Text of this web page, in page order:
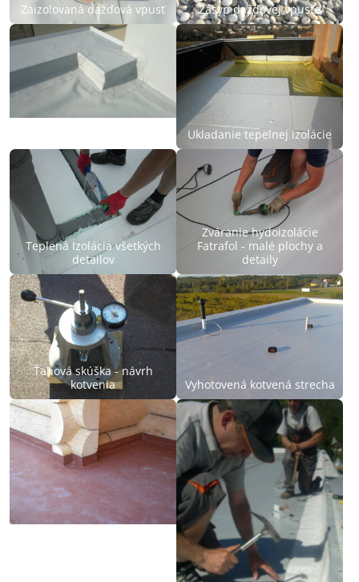
Zaizolovaná dažďová vpusť Zásyp dažďovej vpuste
Ukladanie tepelnej izolácie
Teplená Izolácia všetkých
detailov
Zváranie hydoizolácie
Fatrafol - malé plochy a
detaily
Ťahová skúška - návrh
kotvenia
Vyhotovená kotvená strecha